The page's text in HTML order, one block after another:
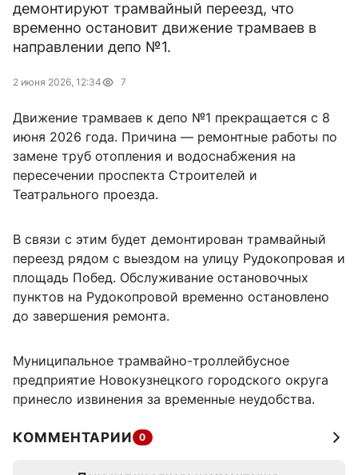
демонтируют трамвайный переезд, что
временно остановит движение трамваев в
направлении депо №1.
2 июня 2026, 12:34 7
Движение трамваев к депо №1 прекращается с 8
июня 2026 года. Причина — ремонтные работы по
замене труб отопления и водоснабжения на
пересечении проспекта Строителей и
Театрального проезда.
В связи с этим будет демонтирован трамвайный
переезд рядом с выездом на улицу Рудокопровая и
площадь Побед. Обслуживание остановочных
пунктов на Рудокопровой временно остановлено
до завершения ремонта.
Муниципальное трамвайно-троллейбусное
предприятие Новокузнецкого городского округа
принесло извинения за временные неудобства.
КОММЕНТАРИИ 0